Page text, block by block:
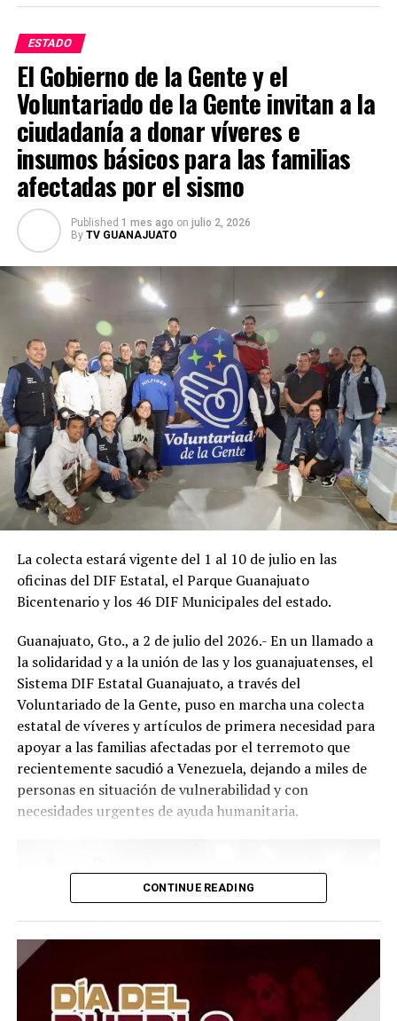
delictivo mantiene presencia en varios estados del país y
lo consideran uno de los principales generadores de
violencia. Mientras tanto, las investigaciones continúan
y las autoridades mexicanas y estadounidenses
mantienen la búsqueda de Juan Carlos Valencia
González para que responda ante la justicia por los
delitos que se le atribuyen.
ESTADO
El Gobierno de la Gente y el
Voluntariado de la Gente invitan a la
ciudadanía a donar víveres e
insumos básicos para las familias
afectadas por el sismo
Published 1 mes ago on julio 2, 2026
By TV GUANAJUATO
La colecta estará vigente del 1 al 10 de julio en las
oficinas del DIF Estatal, el Parque Guanajuato
Bicentenario y los 46 DIF Municipales del estado.
Guanajuato, Gto., a 2 de julio del 2026.- En un llamado a
la solidaridad y a la unión de las y los guanajuatenses, el
Sistema DIF Estatal Guanajuato, a través del
Voluntariado de la Gente, puso en marcha una colecta
estatal de víveres y artículos de primera necesidad para
apoyar a las familias afectadas por el terremoto que
recientemente sacudió a Venezuela, dejando a miles de
personas en situación de vulnerabilidad y con
necesidades urgentes de ayuda humanitaria.
El Presidente del Consejo Consultivo del Sistema DIF
Estatal Guanajuato, Juan Carlos Montesinos Carranza,
señaló que esta iniciativa busca brindar apoyo solidario y
CONTINUE READING